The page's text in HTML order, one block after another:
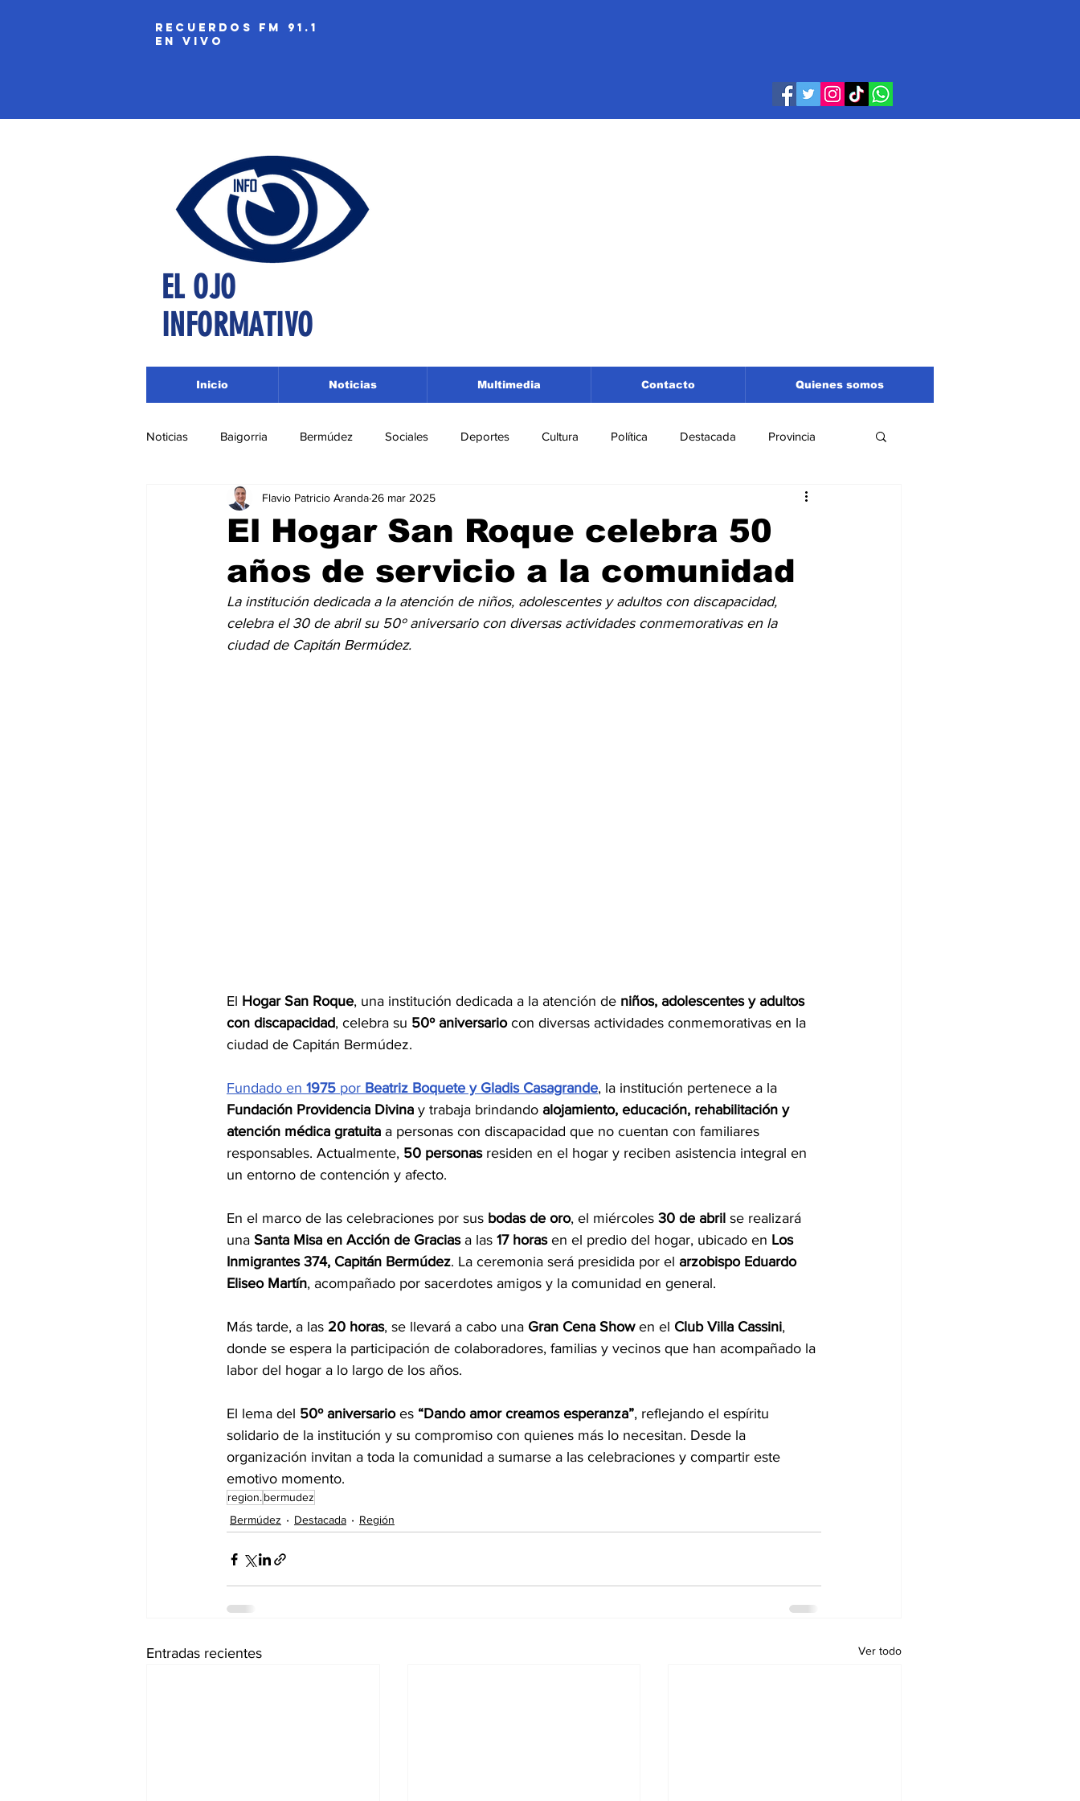
recuerdos fm 91.1
EN VIVO
EL OJO
INFORMATIVO
Inicio Noticias Multimedia Contacto Quienes somos
Noticias Baigorria Bermúdez Sociales Deportes Cultura Política Destacada Provincia
Nacionales Beltrán San Lorenzo Santa Fe
Roldán Departamento San Lorenzo Pujato Turismo Economía Liga Sanlorencina
Asociación Rosarina de Fútbol Cañada de Gómez Firmat Educación Espectáculos
El Hogar San Roque celebra 50
años de servicio a la comunidad
Flavio Patricio Aranda 26 mar 2025
La institución dedicada a la atención de niños, adolescentes y adultos con discapacidad,
celebra el 30 de abril su 50º aniversario con diversas actividades conmemorativas en la
ciudad de Capitán Bermúdez.
El Hogar San Roque, una institución dedicada a la atención de niños, adolescentes y adultos
con discapacidad, celebra su 50º aniversario con diversas actividades conmemorativas en la
ciudad de Capitán Bermúdez.
Fundado en 1975 por Beatriz Boquete y Gladis Casagrande, la institución pertenece a la
Fundación Providencia Divina y trabaja brindando alojamiento, educación, rehabilitación y
atención médica gratuita a personas con discapacidad que no cuentan con familiares
responsables. Actualmente, 50 personas residen en el hogar y reciben asistencia integral en
un entorno de contención y afecto.
En el marco de las celebraciones por sus bodas de oro, el miércoles 30 de abril se realizará
una Santa Misa en Acción de Gracias a las 17 horas en el predio del hogar, ubicado en Los
Inmigrantes 374, Capitán Bermúdez. La ceremonia será presidida por el arzobispo Eduardo
Eliseo Martín, acompañado por sacerdotes amigos y la comunidad en general.
Más tarde, a las 20 horas, se llevará a cabo una Gran Cena Show en el Club Villa Cassini,
donde se espera la participación de colaboradores, familias y vecinos que han acompañado la
labor del hogar a lo largo de los años.
El lema del 50º aniversario es “Dando amor creamos esperanza”, reflejando el espíritu
solidario de la institución y su compromiso con quienes más lo necesitan. Desde la
organización invitan a toda la comunidad a sumarse a las celebraciones y compartir este
emotivo momento.
region.bermudez
Bermúdez
Destacada Región
Entradas recientes Ver todo